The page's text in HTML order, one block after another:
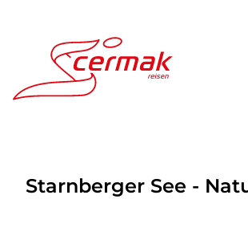
Highlights
Starnberger See -